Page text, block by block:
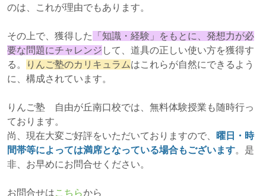
のは、これが理由でもあります。
その上で、獲得した
「知識・経験」をもとに、発想力が必
要な問題にチャレンジ して、道具の正しい使い方を獲得す
る。
りんご塾のカリキュラムはこれらが自然にできるよう
に、構成されています。
りんご塾 自由が丘南口校では、無料体験授業も随時行っ
ております。
尚、現在大変ご好評をいただいておりますので、
曜日・時
間帯等によっては満席となっている場合もございます。是
非、お早めにお問合せください。
お問合せはこちらから